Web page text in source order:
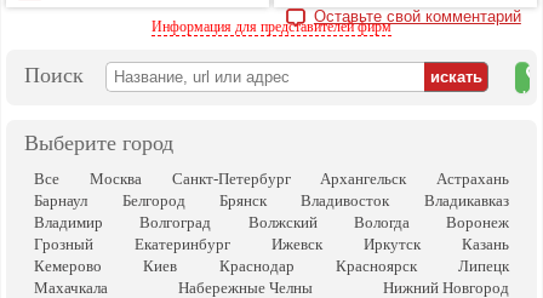
Оставьте свой комментарий
Информация для представителей фирм
Поиск
на
Выберите город
Все Москва Санкт-Петербург Архангельск
Астрахань
Барнаул
Белгород Брянск Владивосток
Владикавказ
Владимир
Волгоград Волжский Вологда
Воронеж
Грозный
Екатеринбург Ижевск Иркутск
Казань
Кемерово
Киев Краснодар Красноярск
Липецк
Махачкала
Набережные Челны Нижний Новгород